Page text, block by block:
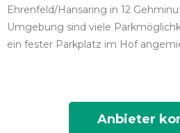
Ehrenfeld/Hansaring in 12
Umgebung sind viele
ein fester Parkplatz im Hof
Anbieter